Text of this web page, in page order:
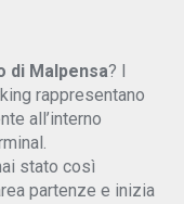
di Malpensa? I
rappresentano
all’interno
stato così
partenze e inizia